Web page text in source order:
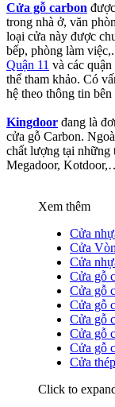
Cửa gỗ carbon
trong nhà ở, văn
loại cửa này được
bếp, phòng làm
Quận 11 và các
thể tham khảo. Có
hệ theo thông tin
Kingdoor đang là
cửa gỗ Carbon.
chất lượng tại
Megadoor,
Xem thêm
Cửa
Cửa
Cửa
Cửa gỗ
Cửa gỗ
Cửa gỗ
Cửa gỗ
Cửa gỗ
Cửa gỗ
Cửa
Click to